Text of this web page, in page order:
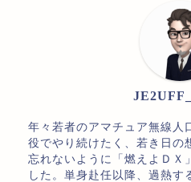
年々若者のアマチュア無線人
役でやり続けたく、若き日の
忘れないように「燃えよＤＸ
した。単身赴任以降、過熱す